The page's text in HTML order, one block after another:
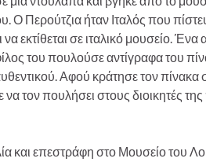
Ο Περούτζια ήταν Ιταλός που
εκτίθεται σε ιταλικό μουσείο. Ένα
του πουλούσε αντίγραφα του
Αφού κράτησε τον πίνακα
τον πουλήσει στους διοικητές
και επεστράφη στο Μουσείο του